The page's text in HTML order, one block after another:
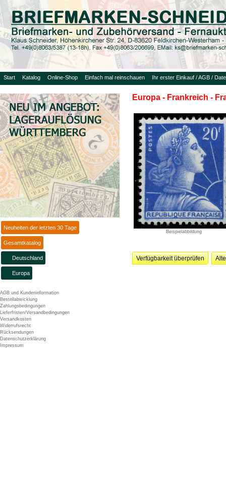
Start Katalog Online-Shop Einfach mal reinschauen Ihr erster Einkauf / AGB /
Neuheiten der letzten 30 Tage
Gesamtkatalog
Deutschland
Europa
AGB und Kundeninformation
Bestellabwicklung
Zahlungsbedingungen
Lieferfristen/Versandbedingungen
Versandkosten
Widerrufsrecht
Rücksendungen
Datenschutzerklärung
Impressum
Europa - Frankreich -
Beispielabbildung
Verfügbarkeit überprüfen